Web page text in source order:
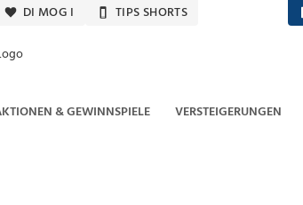
DI MOG I TIPS SHORTS
& GEWINNSPIELE VERSTEIGERUNGEN